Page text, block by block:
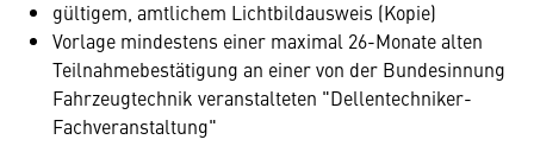
gültigem, amtlichem Lichtbildausweis (Kopie)
Vorlage mindestens einer maximal 26-Monate alten
Teilnahmebestätigung an einer von der Bundesinnung
Fahrzeugtechnik veranstalteten "Dellentechniker-
Fachveranstaltung"